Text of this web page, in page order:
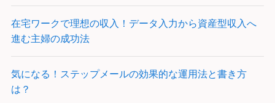
在宅ワークで理想の収入！データ入力から資産型収入へ
進む主婦の成功法
気になる！ステップメールの効果的な運用法と書き方
は？